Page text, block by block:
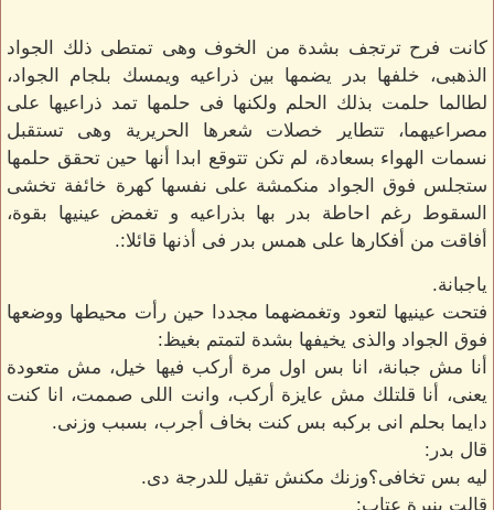
كانت فرح ترتجف بشدة من الخوف وهى تمتطى ذلك الجواد
الذهبى، خلفها بدر يضمها بين ذراعيه ويمسك بلجام الجواد،
لطالما حلمت بذلك الحلم ولكنها فى حلمها تمد ذراعيها على
مصراعيهما، تتطاير خصلات شعرها الحريرية وهى تستقبل
نسمات الهواء بسعادة، لم تكن تتوقع ابدا أنها حين تحقق حلمها
ستجلس فوق الجواد منكمشة على نفسها كهرة خائفة تخشى
السقوط رغم احاطة بدر بها بذراعيه و تغمض عينيها بقوة،
أفاقت من أفكارها على همس بدر فى أذنها قائلا:.
ياجبانة.
فتحت عينيها لتعود وتغمضهما مجددا حين رأت محيطها ووضعها
فوق الجواد والذى يخيفها بشدة لتمتم بغيظ:
أنا مش جبانة، انا بس اول مرة أركب فيها خيل، مش متعودة
يعنى، أنا قلتلك مش عايزة أركب، وانت اللى صممت، انا كنت
دايما بحلم انى بركبه بس كنت بخاف أجرب، بسبب وزنى.
قال بدر:
ليه بس تخافى؟وزنك مكنش تقيل للدرجة دى.
قالت بنبرة عتاب: